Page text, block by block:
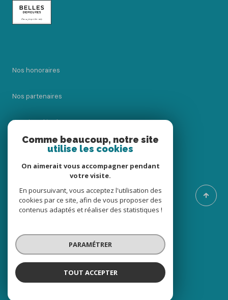
Nos honoraires
Nos partenaires
Mentions légales
Cookies
© 2026 | Tous droits réservés
Réalisé par
Comme beaucoup, notre site
utilise les cookies
On aimerait vous accompagner pendant
votre visite.
En poursuivant, vous acceptez l'utilisation des
cookies par ce site, afin de vous proposer des
contenus adaptés et réaliser des statistiques !
PARAMÉTRER
TOUT ACCEPTER